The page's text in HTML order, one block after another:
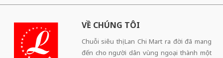
VỀ CHÚNG TÔI
Chuỗi siêu thị Lan Chi Mart ra đời đã mang
đến cho người dân vùng ngoại thành một